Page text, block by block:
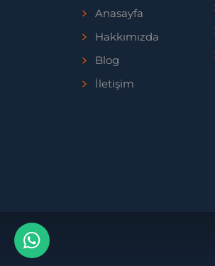
Anasayfa
Hakkımızda
Blog
İletişim